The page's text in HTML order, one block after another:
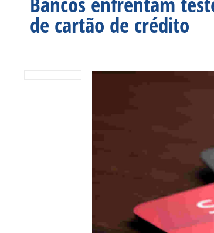
de cartão de crédito